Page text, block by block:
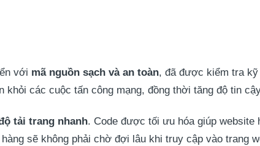
với mã nguồn sạch và an toàn, đã được kiểm tra
các cuộc tấn công mạng, đồng thời tăng độ tin
tải trang nhanh. Code được tối ưu hóa giúp website
sẽ không phải chờ đợi lâu khi truy cập vào trang